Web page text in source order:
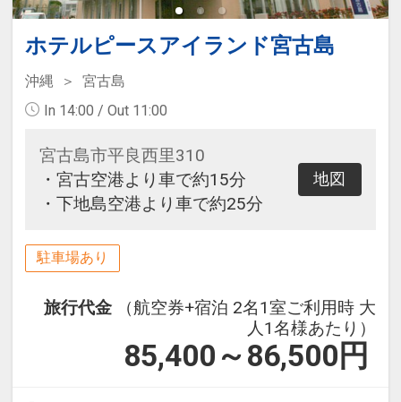
ホテルピースアイランド宮古島
沖縄
宮古島
In 14:00 / Out 11:00
宮古島市平良西里310
・宮古空港より車で約15分
・下地島空港より車で約25分
地図
駐車場あり
旅行代金
（航空券+宿泊 2名1室ご利用時 大
人1名様あたり）
85,400～86,500 円